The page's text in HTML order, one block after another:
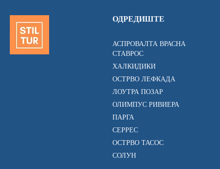
ОДРЕДИШТЕ
АСПРОВАЛТА ВРАСНА
СТАВРОС
ХАЛКИДИКИ
ОСТРВО ЛЕФКАДА
ЛОУТРА ПОЗАР
ОЛИМПУС РИВИЕРА
ПАРГА
СЕРРЕС
ОСТРВО ТАСОС
СОЛУН